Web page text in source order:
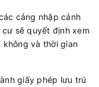
cảng nhập cảnh
sẽ quyết định xem
và thời gian
giấy phép lưu trú